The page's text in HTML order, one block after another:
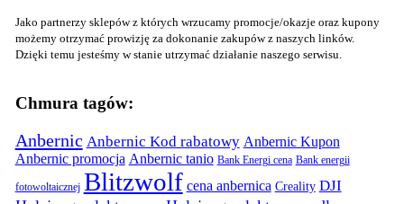
Jako partnerzy sklepów z których wrzucamy promocje/okazje oraz kupony
możemy otrzymać prowizję za dokonanie zakupów z naszych linków.
Dzięki temu jesteśmy w stanie utrzymać działanie naszego serwisu.
Chmura tagów:
Anbernic Anbernic Kod rabatowy Anbernic Kupon
Anbernic promocja Anbernic tanio Bank Energi cena Bank energii
fotowoltaicznej Blitzwolf cena anbernica Creality DJI